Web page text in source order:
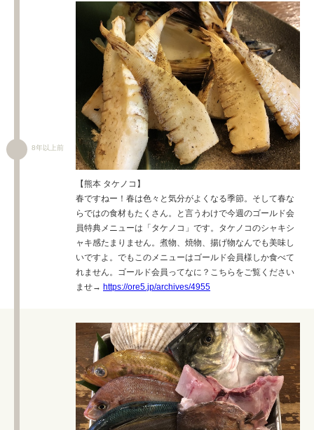
8年以上前
【熊本 タケノコ】
春ですねー！春は色々と気分がよくなる季節。そして春な
らではの食材もたくさん。と言うわけで今週のゴールド会
員特典メニューは「タケノコ」です。タケノコのシャキシ
ャキ感たまりません。煮物、焼物、揚げ物なんでも美味し
いですよ。でもこのメニューはゴールド会員様しか食べて
れません。ゴールド会員ってなに？こちらをご覧ください
ませ→ https://ore5.jp/archives/4955